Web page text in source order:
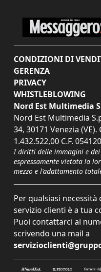
CONDIZIONI DI
GERENZA
PRIVACY
WHISTLEBLOWING
Nord Est Multimedia
Nord Est Multimedia
34, 30171 Venezia (VE).
1.432.522,00 C.F.
I diritti delle immagini e
espressamente vietata la
mezzo e l'adattamento
Per qualsiasi
servizio clienti è a tua
Puoi contattarci al
scrivendo una mail a